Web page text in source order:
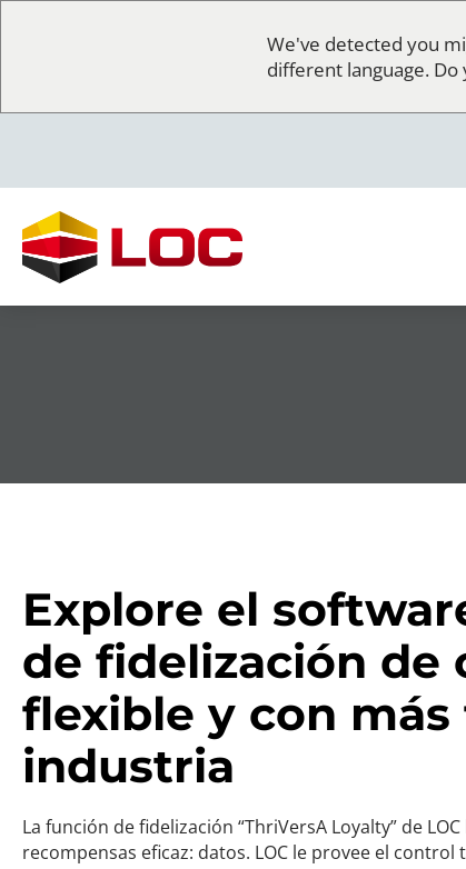
We've detected you
different language.
Explore el
de fidelización de
flexible y con
industria
La función de fidelización “ThriVersA Loyalty” de
recompensas eficaz: datos. LOC le provee el